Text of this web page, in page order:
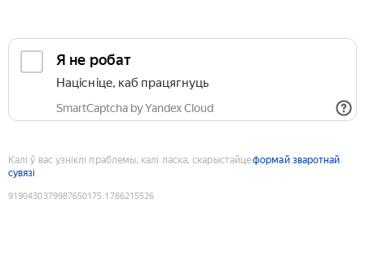
Я не робат
Націсніце, каб працягнуць
SmartCaptcha by Yandex Cloud
Калі ў вас узніклі праблемы, калі ласка, скарыстайцеформай зваротнай
сувязі
9190430379987650175:1786215526